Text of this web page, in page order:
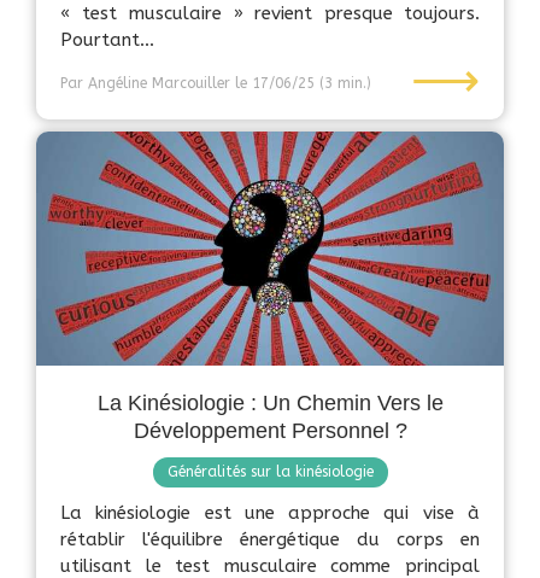
« test musculaire » revient presque toujours.
Pourtant...
Par Angéline Marcouiller le 17/06/25 (3 min.) ⟶
La Kinésiologie : Un Chemin Vers le
Développement Personnel ?
Généralités sur la kinésiologie
La kinésiologie est une approche qui vise à
rétablir l'équilibre énergétique du corps en
utilisant le test musculaire comme principal